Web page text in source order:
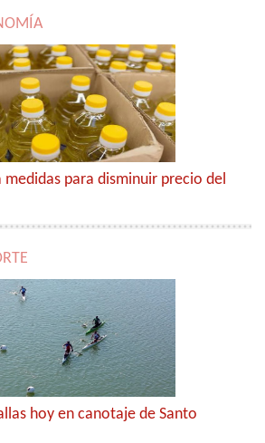
para disminuir precio del
hoy en canotaje de Santo